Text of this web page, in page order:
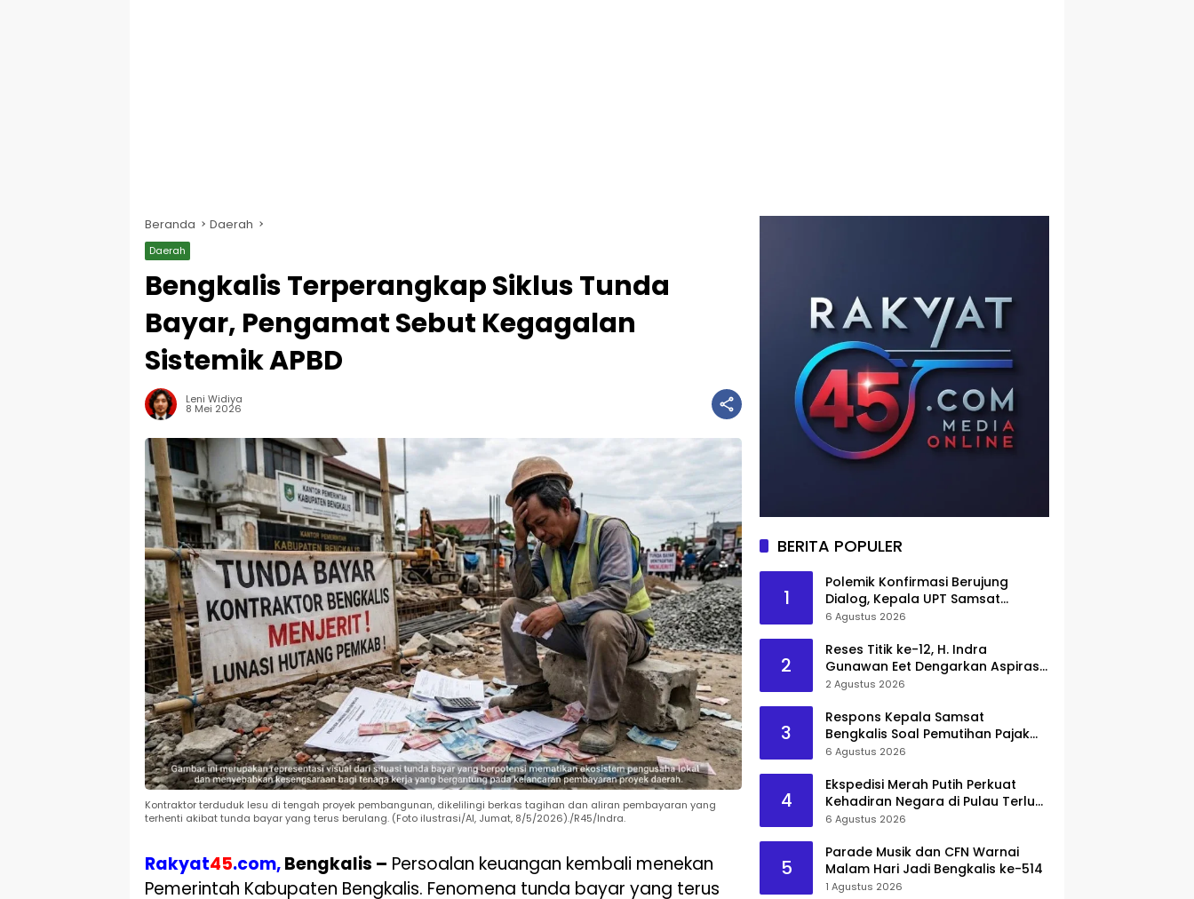
Beranda Daerah
Daerah
Bengkalis Terperangkap Siklus Tunda
Bayar, Pengamat Sebut Kegagalan
Sistemik APBD
Leni Widiya
8 Mei 2026
Kontraktor terduduk lesu di tengah proyek pembangunan, dikelilingi berkas tagihan dan aliran pembayaran yang
terhenti akibat tunda bayar yang terus berulang. (Foto ilustrasi/AI, Jumat, 8/5/2026)./R45/Indra.
Rakyat45.com,Bengkalis – Persoalan keuangan kembali menekan
Pemerintah Kabupaten Bengkalis. Fenomena tunda bayar yang terus
BERITA POPULER
1
Polemik Konfirmasi Berujung
Dialog, Kepala UPT Samsat
Bengkalis Minta Maaf
6 Agustus 2026
2
Reses Titik ke-12, H. Indra
Gunawan Eet Dengarkan Aspirasi
Senggoro
2 Agustus 2026
3
Respons Kepala Samsat
Bengkalis Soal Pemutihan Pajak
Disorot
6 Agustus 2026
4
Ekspedisi Merah Putih Perkuat
Kehadiran Negara di Pulau Terluar
Rupat
6 Agustus 2026
5
Parade Musik dan CFN Warnai
Malam Hari Jadi Bengkalis ke-514
1 Agustus 2026